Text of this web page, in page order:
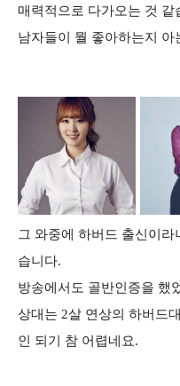
매력적으로 다가오는 것 같
남자들이 뭘 좋아하는지 아
그 와중에 하버드 출신이
습니다.
방송에서도 골반인증을 했
상대는 2살 연상의 하버드
인 되기 참 어렵네요.